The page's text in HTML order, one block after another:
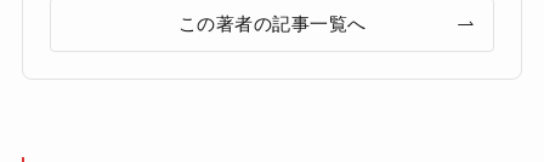
この著者の記事一覧へ